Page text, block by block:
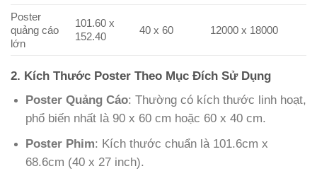
Poster
quảng cáo
lớn
101.60 x
152.40
40 x 60 12000 x 18000
2. Kích Thước Poster Theo Mục Đích Sử Dụng
Poster Quảng Cáo: Thường có kích thước linh hoạt,
phổ biến nhất là 90 x 60 cm hoặc 60 x 40 cm.
Poster Phim: Kích thước chuẩn là 101.6cm x
68.6cm (40 x 27 inch).